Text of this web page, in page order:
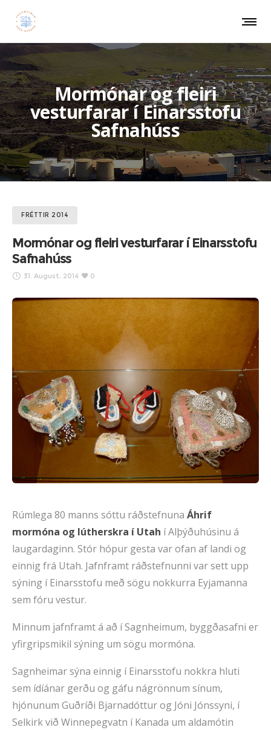
Mormónar og fleiri
vesturfarar í Einarsstofu
Safnahúss
FRÉTTIR 2014
Mormónar og fleiri vesturfarar í Einarsstofu
Safnahúss
31. August, 2014 0
Rúmlega 80 manns sóttu ráðstefnuna Áhrif
mormóna og lútherskra í Utah í Alþýðuhúsinu á
laugardaginn. Stór hópur gesta var ofan af landi og
einnig frá Utah. Jafnframt ráðstefnunni var sett upp
sýning í Einarsstofu með sögu nokkurra Eyjamanna
sem fóru vestur.
Minnum jafnframt á að í Sagnheimum, byggðasafni er
yfirgripsmikil sýning um sögu mormóna.
Sagnheimar sýna einnig í Einarsstofu nokkra hluti
sem ídíánar gerðu og gáfu nágrönnum sínum,
hjónunum Guðríði Bjarnadóttur og Jóni Jónssyni, í
Selkirk við Winnepegvatn í Kanada um aldamótin